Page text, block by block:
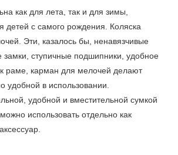
как для лета, так и для зимы,
детей с самого рождения. Коляска
Эти, казалось бы, ненавязчивые
замки, ступичные подшипники, удобное
раме, карман для мелочей делают
удобной в использовании.
удобной и вместительной сумкой
использовать отдельно как